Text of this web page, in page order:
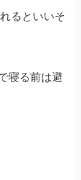
るといいそ
寝る前は避